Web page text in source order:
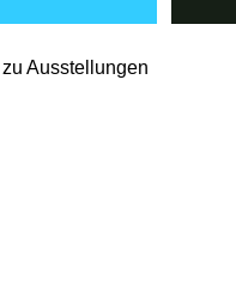
Ausstellungen